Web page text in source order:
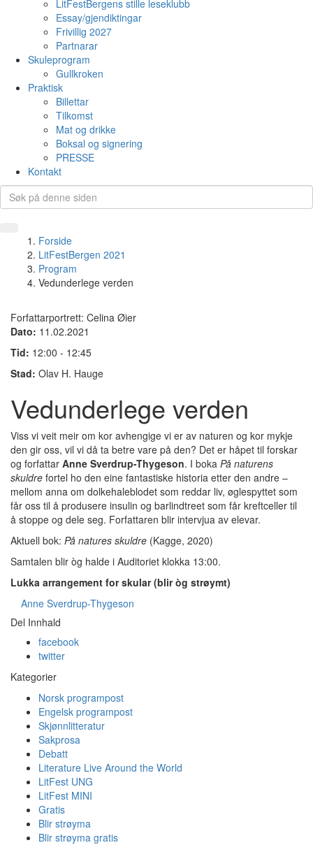
LitFestBergens stille leseklubb
Essay/gjendiktingar
Frivillig 2027
Partnarar
Skuleprogram
Gullkroken
Praktisk
Billettar
Tilkomst
Mat og drikke
Boksal og signering
PRESSE
Kontakt
Forside
LitFestBergen 2021
Program
Vedunderlege verden
Forfattarportrett: Celina Øier
Dato: 11.02.2021
Tid: 12:00 - 12:45
Stad: Olav H. Hauge
Vedunderlege verden
Viss vi veit meir om kor avhengige vi er av naturen og kor mykje
den gir oss, vil vi då ta betre vare på den? Det er håpet til forskar
og forfattar Anne Sverdrup-Thygeson. I boka På naturens
skuldre fortel ho den eine fantastiske historia etter den andre –
mellom anna om dolkehaleblodet som reddar liv, øglespyttet som
får oss til å produsere insulin og barlindtreet som får kreftceller til
å stoppe og dele seg. Forfattaren blir intervjua av elevar.
Aktuell bok: På natures skuldre (Kagge, 2020)
Samtalen blir òg halde i Auditoriet klokka 13:00.
Lukka arrangement for skular (blir òg strøymt)
Anne Sverdrup-Thygeson
Del Innhald
facebook
twitter
Kategorier
Norsk programpost
Engelsk programpost
Skjønnlitteratur
Sakprosa
Debatt
Literature Live Around the World
LitFest UNG
LitFest MINI
Gratis
Blir strøyma
Blir strøyma gratis